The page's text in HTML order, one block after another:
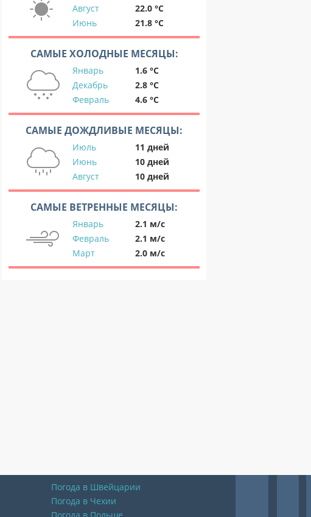
Август
22.0 °C
Июнь
21.8 °C
САМЫЕ ХОЛОДНЫЕ МЕСЯЦЫ:
Январь
1.6 °C
Декабрь
2.8 °C
Февраль
4.6 °C
САМЫЕ ДОЖДЛИВЫЕ МЕСЯЦЫ:
Июль
11 дней
Июнь
10 дней
Август
10 дней
САМЫЕ ВЕТРЕННЫЕ МЕСЯЦЫ:
Январь
2.1 м/с
Февраль
2.1 м/с
Март
2.0 м/с
Погода в Швейцарии
Погода в Чехии